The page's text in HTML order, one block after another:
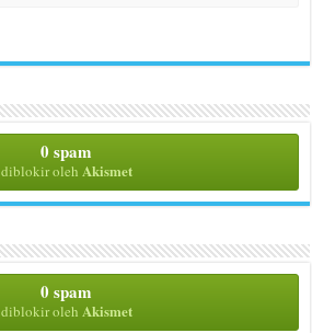
0 spam
diblokir oleh Akismet
0 spam
diblokir oleh Akismet